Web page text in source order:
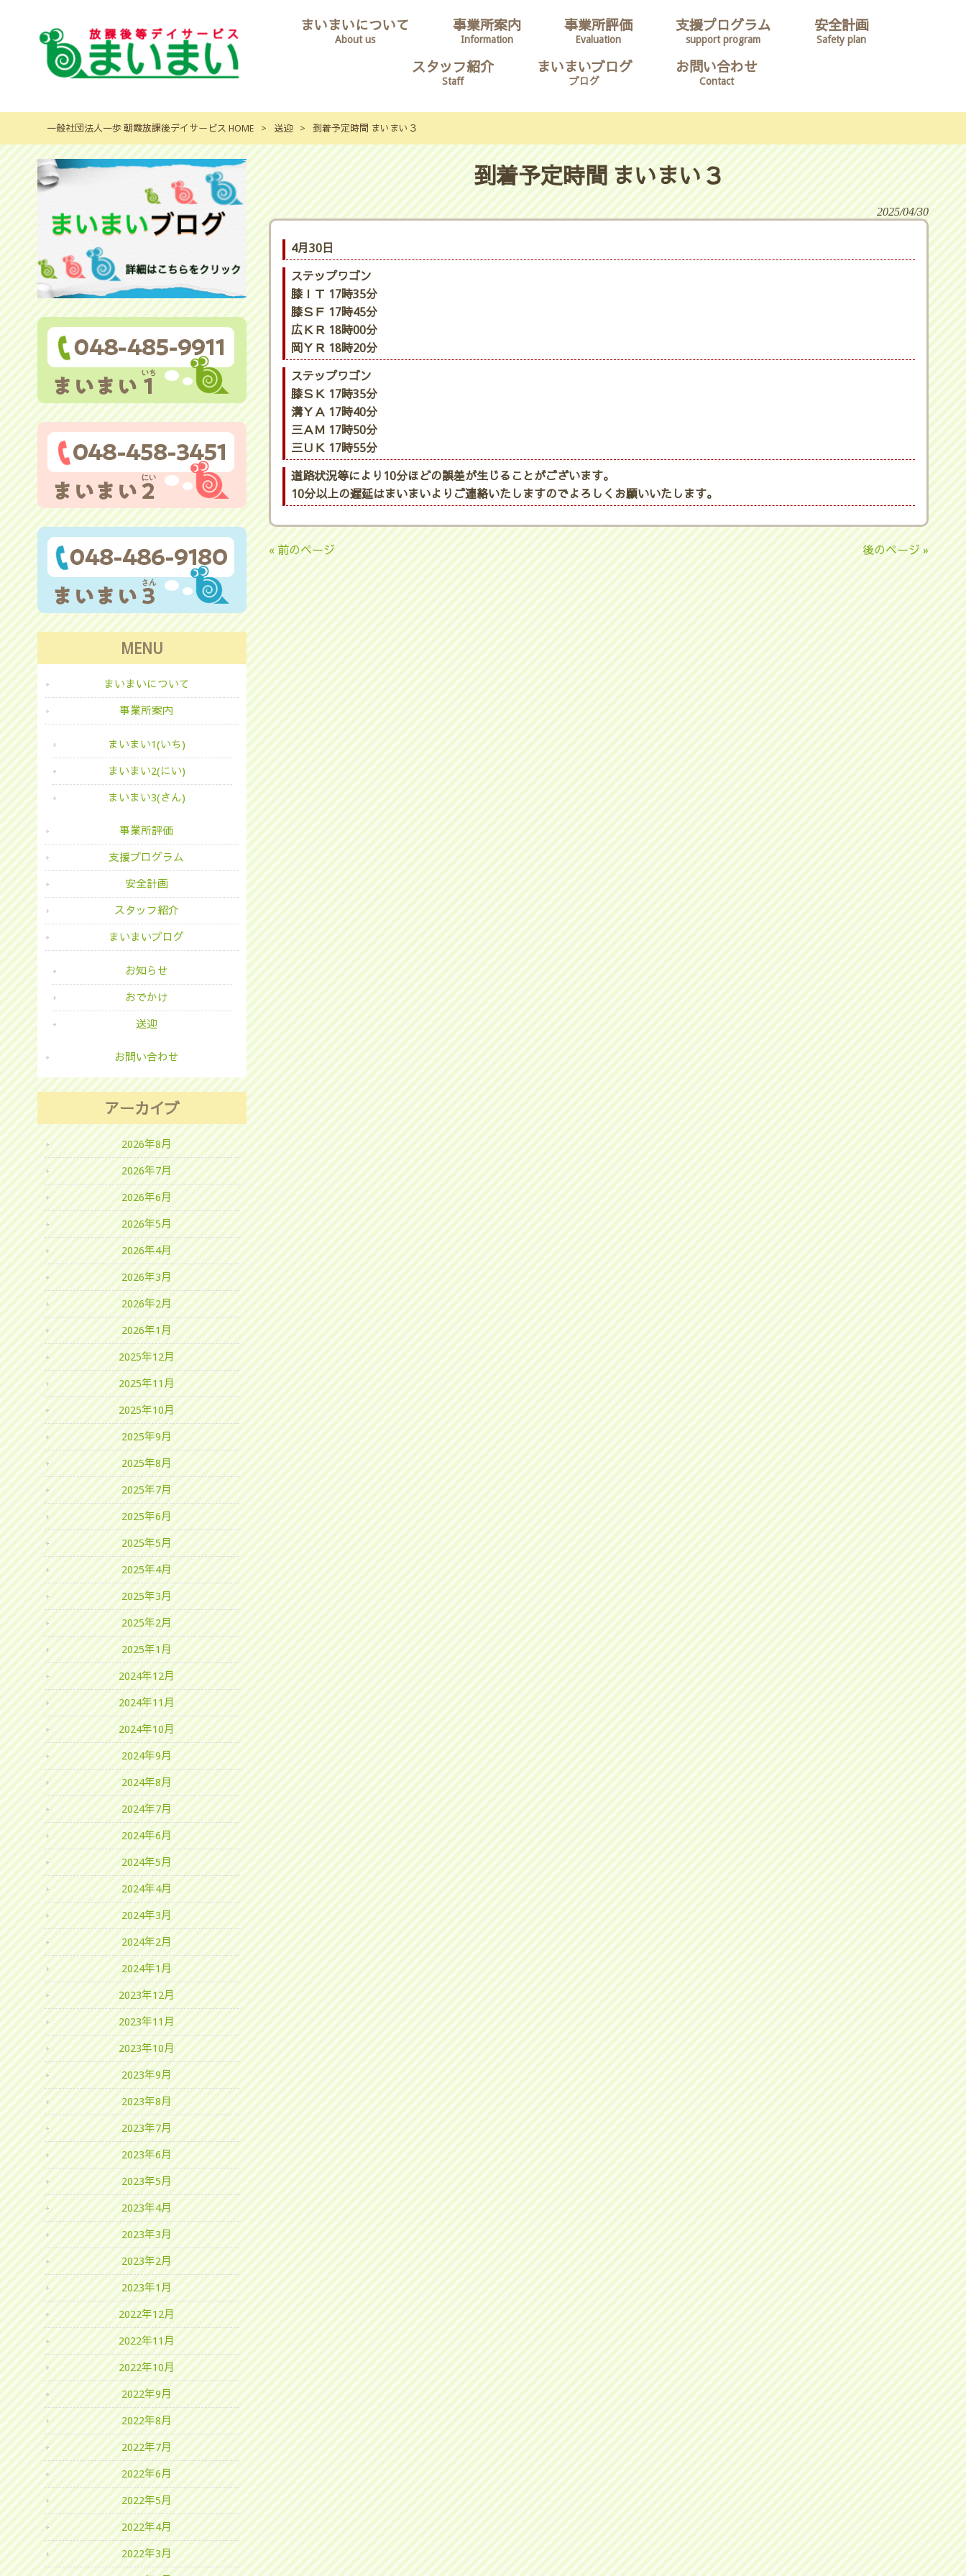
まいまいについて
About us
事業所案内
Information
事業所評価
Evaluation
支援プログラム
support program
安全計画
Safety plan
スタッフ紹介
Staff
まいまいブログ
ブログ
お問い合わせ
Contact
一般社団法人一歩 朝霞放課後デイサービス HOME > 送迎 > 到着予定時間 まいまい３
到着予定時間 まいまい３
2025/04/30
4月30日
ステップワゴン
膝ＩＴ 17時35分
膝ＳＦ 17時45分
広ＫＲ 18時00分
岡ＹＲ 18時20分
ステップワゴン
膝ＳＫ 17時35分
溝ＹＡ 17時40分
三ＡＭ 17時50分
三ＵＫ 17時55分
道路状況等により10分ほどの誤差が生じることがございます。
10分以上の遅延はまいまいよりご連絡いたしますのでよろしくお願いいたします。
« 前のページ 後のページ »
MENU
まいまいについて
事業所案内
まいまい1(いち)
まいまい2(にい)
まいまい3(さん)
事業所評価
支援プログラム
安全計画
スタッフ紹介
まいまいブログ
お知らせ
おでかけ
送迎
お問い合わせ
アーカイブ
2026年8月
2026年7月
2026年6月
2026年5月
2026年4月
2026年3月
2026年2月
2026年1月
2025年12月
2025年11月
2025年10月
2025年9月
2025年8月
2025年7月
2025年6月
2025年5月
2025年4月
2025年3月
2025年2月
2025年1月
2024年12月
2024年11月
2024年10月
2024年9月
2024年8月
2024年7月
2024年6月
2024年5月
2024年4月
2024年3月
2024年2月
2024年1月
2023年12月
2023年11月
2023年10月
2023年9月
2023年8月
2023年7月
2023年6月
2023年5月
2023年4月
2023年3月
2023年2月
2023年1月
2022年12月
2022年11月
2022年10月
2022年9月
2022年8月
2022年7月
2022年6月
2022年5月
2022年4月
2022年3月